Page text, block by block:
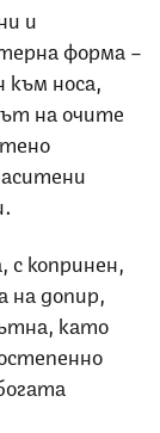
и
форма –
носа,
на очите
копринен,
на допир,
като